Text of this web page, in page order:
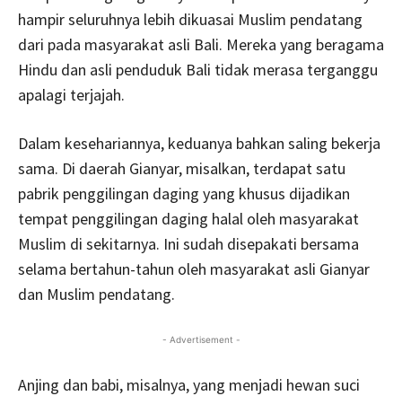
hampir seluruhnya lebih dikuasai Muslim pendatang
dari pada masyarakat asli Bali. Mereka yang beragama
Hindu dan asli penduduk Bali tidak merasa terganggu
apalagi terjajah.
Dalam kesehariannya, keduanya bahkan saling bekerja
sama. Di daerah Gianyar, misalkan, terdapat satu
pabrik penggilingan daging yang khusus dijadikan
tempat penggilingan daging halal oleh masyarakat
Muslim di sekitarnya. Ini sudah disepakati bersama
selama bertahun-tahun oleh masyarakat asli Gianyar
dan Muslim pendatang.
- Advertisement -
Anjing dan babi, misalnya, yang menjadi hewan suci